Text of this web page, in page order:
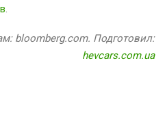
.
bloomberg.com. Подготовил:
hevcars.com.ua